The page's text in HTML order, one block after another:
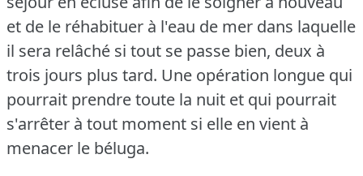
et de le réhabituer à l'eau de mer dans laquelle
il sera relâché si tout se passe bien, deux à
trois jours plus tard. Une opération longue qui
pourrait prendre toute la nuit et qui pourrait
s'arrêter à tout moment si elle en vient à
menacer le béluga.